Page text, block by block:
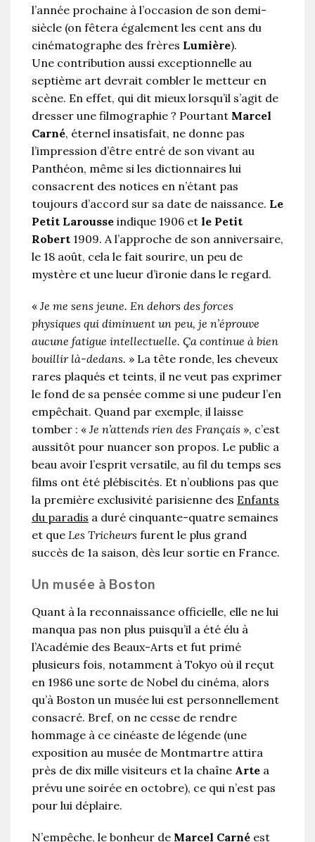
l’année prochaine à l’occasion de son demi-
siècle (on fêtera également les cent ans du
cinématographe des frères Lumière).
Une contribution aussi exceptionnelle au
septième art devrait combler le metteur en
scène. En effet, qui dit mieux lorsqu’il s’agit de
dresser une filmographie ? Pourtant Marcel
Carné, éternel insatisfait, ne donne pas
l’impression d’être entré de son vivant au
Panthéon, même si les dictionnaires lui
consacrent des notices en n’étant pas
toujours d’accord sur sa date de naissance. Le
Petit Larousse indique 1906 et le Petit
Robert 1909. A l’approche de son anniversaire,
le 18 août, cela le fait sourire, un peu de
mystère et une lueur d’ironie dans le regard.
« Je me sens jeune. En dehors des forces
physiques qui diminuent un peu, je n’éprouve
aucune fatigue intellectuelle. Ça continue à bien
bouillir là-dedans. » La tête ronde, les cheveux
rares plaqués et teints, il ne veut pas exprimer
le fond de sa pensée comme si une pudeur l’en
empêchait. Quand par exemple, il laisse
tomber : « Je n’attends rien des Français », c’est
aussitôt pour nuancer son propos. Le public a
beau avoir l’esprit versatile, au fil du temps ses
films ont été plébiscités. Et n’oublions pas que
la première exclusivité parisienne des Enfants
du paradis a duré cinquante-quatre semaines
et que Les Tricheurs furent le plus grand
succès de 1a saison, dès leur sortie en France.
Un musée à Boston
Quant à la reconnaissance officielle, elle ne lui
manqua pas non plus puisqu’il a été élu à
l’Académie des Beaux-Arts et fut primé
plusieurs fois, notamment à Tokyo où il reçut
en 1986 une sorte de Nobel du cinéma, alors
qu’à Boston un musée lui est personnellement
consacré. Bref, on ne cesse de rendre
hommage à ce cinéaste de légende (une
exposition au musée de Montmartre attira
près de dix mille visiteurs et la chaîne Arte a
prévu une soirée en octobre), ce qui n’est pas
pour lui déplaire.
N’empêche, le bonheur de Marcel Carné est